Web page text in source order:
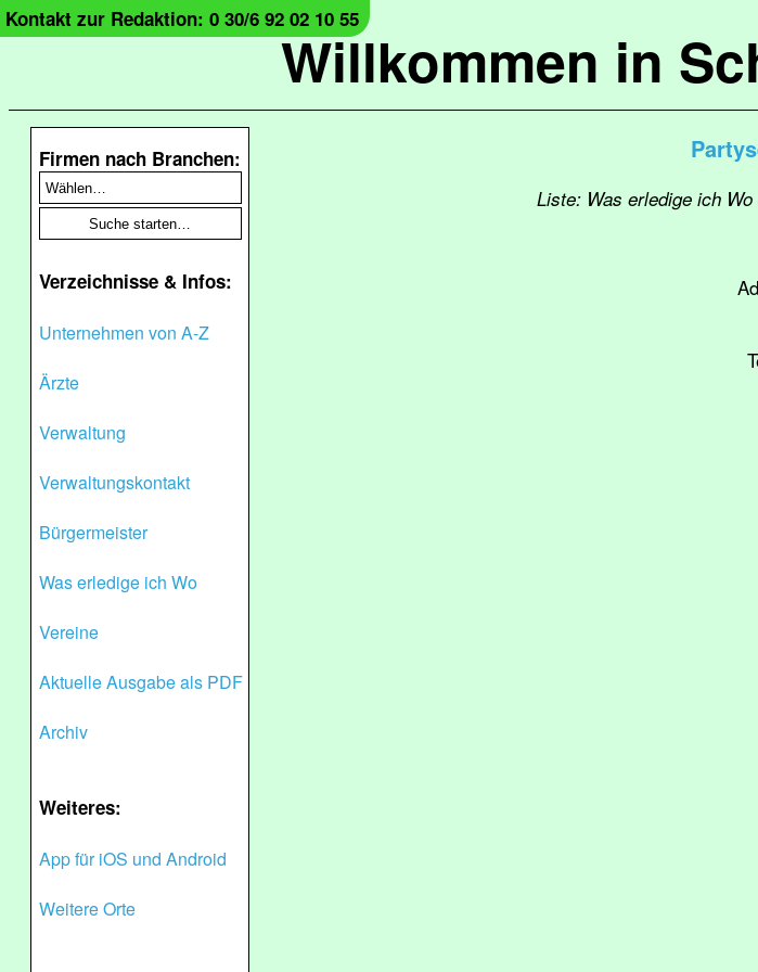
Willkommen in
Kontakt zur Redaktion: 0 30/6 92 02 10 55
Firmen nach Branchen:
Verzeichnisse & Infos:
Unternehmen von A-Z
Ärzte
Verwaltung
Verwaltungskontakt
Bürgermeister
Was erledige ich Wo
Vereine
Aktuelle Ausgabe als PDF
Archiv
Weiteres:
App für iOS und Android
Weitere Orte
Liste: Was erledige ich